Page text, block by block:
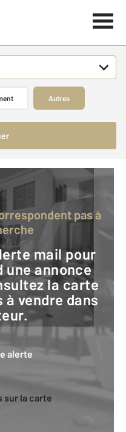
Autres
une annonce
la carte
vendre dans
alerte
sur la carte